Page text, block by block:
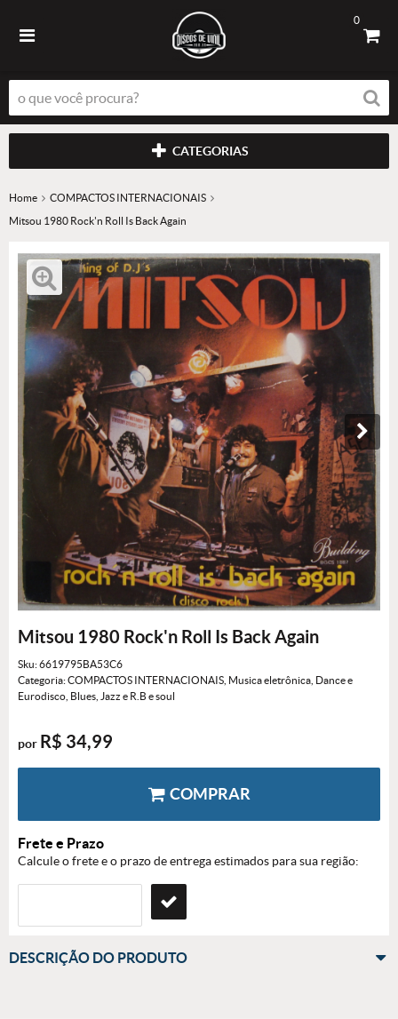
0
CATEGORIAS
Home
COMPACTOS INTERNACIONAIS
Mitsou 1980 Rock'n Roll Is Back Again
Mitsou 1980 Rock'n Roll Is Back Again
Sku:6619795BA53C6
Categoria:COMPACTOS INTERNACIONAIS Musica eletrônica, Dance e
Eurodisco Blues, Jazz e R.B e soul
por R$ 34,99
COMPRAR
Frete e Prazo
Calcule o frete e o prazo de entrega estimados para sua região:
DESCRIÇÃO DO PRODUTO